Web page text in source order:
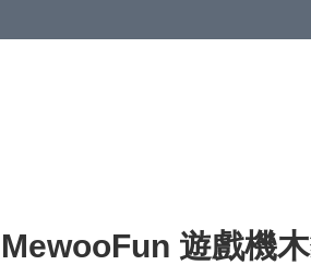
MewooFun 遊戲機